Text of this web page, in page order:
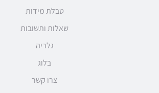
טבלת מידות
שאלות ותשובות
גלריה
בלוג
צרו קשר